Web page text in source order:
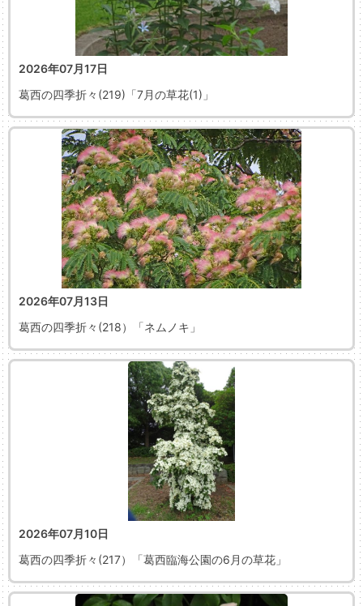
2026年07月17日
葛西の四季折々(219)「7月の草花(1)」
2026年07月13日
葛西の四季折々(218）「ネムノキ」
2026年07月10日
葛西の四季折々(217）「葛西臨海公園の6月の草花」